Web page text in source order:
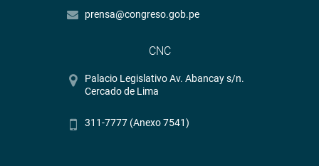
prensa@congreso.gob.pe
CNC
Palacio Legislativo Av. Abancay s/n.
Cercado de Lima
311-7777 (Anexo 7541)